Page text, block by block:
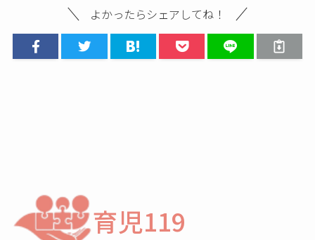
よかったらシェアしてね！
育児119